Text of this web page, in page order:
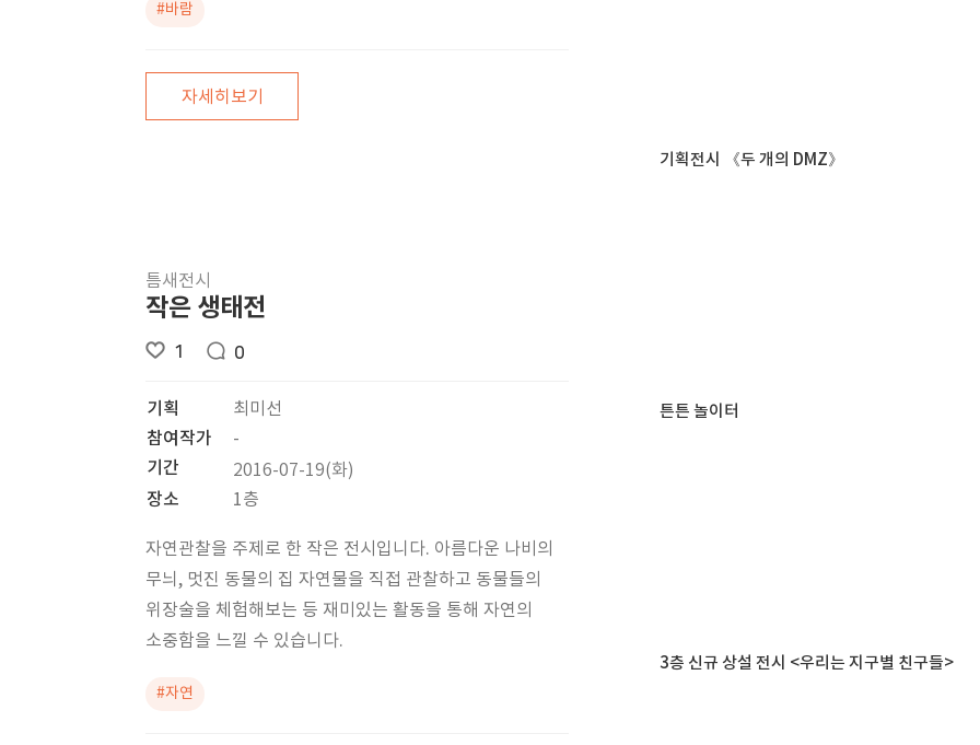
#바람
자세히보기
틈새전시
작은 생태전
1 0
기획
최미선
참여작가
-
기간
2016-07-19(화)
장소 1층
자연관찰을 주제로 한 작은 전시입니다. 아름다운 나비의
무늬, 멋진 동물의 집 자연물을 직접 관찰하고 동물들의
위장술을 체험해보는 등 재미있는 활동을 통해 자연의
소중함을 느낄 수 있습니다.
#자연
기획전시 《두 개의 DMZ》
튼튼 놀이터
3층 신규 상설 전시 <우리는 지구별 친구들>